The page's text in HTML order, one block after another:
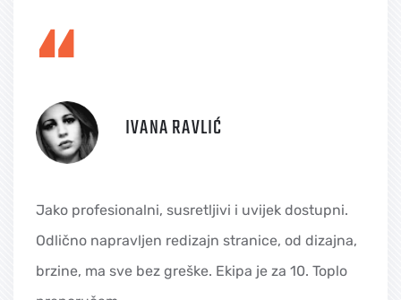
“ IVANA RAVLIĆ
Jako profesionalni, susretljivi i uvijek dostupni.
Odlično napravljen redizajn stranice, od dizajna,
brzine, ma sve bez greške. Ekipa je za 10. Toplo